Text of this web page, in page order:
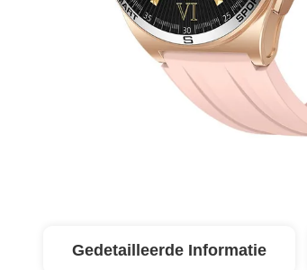
Gedetailleerde Informatie